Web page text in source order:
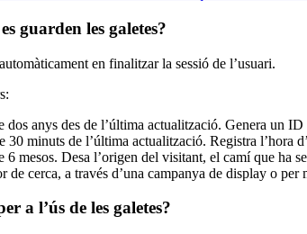
guarden les galetes?
en finalitzar la sessió de l’usuari.
dos anys des de l’última actualització. Genera un
30 minuts de l’última actualització. Registra
6 mesos. Desa l’origen del visitant, el camí que
de cerca, a través d’una campanya de display o
a l’ús de les galetes?